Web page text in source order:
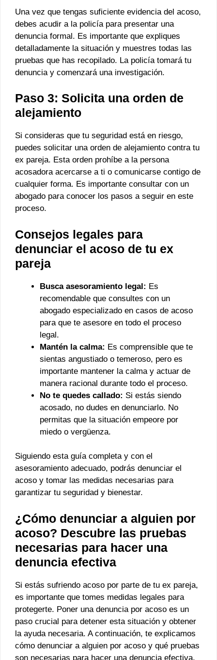
Una vez que tengas suficiente evidencia del acoso,
debes acudir a la policía para presentar una
denuncia formal. Es importante que expliques
detalladamente la situación y muestres todas las
pruebas que has recopilado. La policía tomará tu
denuncia y comenzará una investigación.
Paso 3: Solicita una orden de
alejamiento
Si consideras que tu seguridad está en riesgo,
puedes solicitar una orden de alejamiento contra tu
ex pareja. Esta orden prohíbe a la persona
acosadora acercarse a ti o comunicarse contigo de
cualquier forma. Es importante consultar con un
abogado para conocer los pasos a seguir en este
proceso.
Consejos legales para
denunciar el acoso de tu ex
pareja
Busca asesoramiento legal: Es
recomendable que consultes con un
abogado especializado en casos de acoso
para que te asesore en todo el proceso
legal.
Mantén la calma: Es comprensible que te
sientas angustiado o temeroso, pero es
importante mantener la calma y actuar de
manera racional durante todo el proceso.
No te quedes callado: Si estás siendo
acosado, no dudes en denunciarlo. No
permitas que la situación empeore por
miedo o vergüenza.
Siguiendo esta guía completa y con el
asesoramiento adecuado, podrás denunciar el
acoso y tomar las medidas necesarias para
garantizar tu seguridad y bienestar.
¿Cómo denunciar a alguien por
acoso? Descubre las pruebas
necesarias para hacer una
denuncia efectiva
Si estás sufriendo acoso por parte de tu ex pareja,
es importante que tomes medidas legales para
protegerte. Poner una denuncia por acoso es un
paso crucial para detener esta situación y obtener
la ayuda necesaria. A continuación, te explicamos
cómo denunciar a alguien por acoso y qué pruebas
son necesarias para hacer una denuncia efectiva.